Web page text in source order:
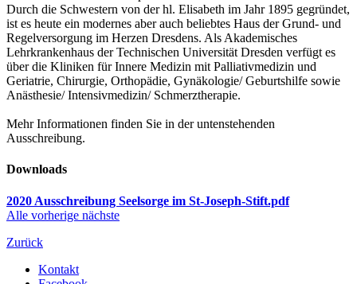
Durch die Schwestern von der hl. Elisabeth im Jahr 1895 gegründet,
ist es heute ein modernes aber auch beliebtes Haus der Grund- und
Regelversorgung im Herzen Dresdens. Als Akademisches
Lehrkrankenhaus der Technischen Universität Dresden verfügt es
über die Kliniken für Innere Medizin mit Palliativmedizin und
Geriatrie, Chirurgie, Orthopädie, Gynäkologie/ Geburtshilfe sowie
Anästhesie/ Intensivmedizin/ Schmerztherapie.
Mehr Informationen finden Sie in der untenstehenden
Ausschreibung.
Downloads
2020 Ausschreibung Seelsorge im St-Joseph-Stift.pdf
Alle vorherige nächste
Zurück
Kontakt